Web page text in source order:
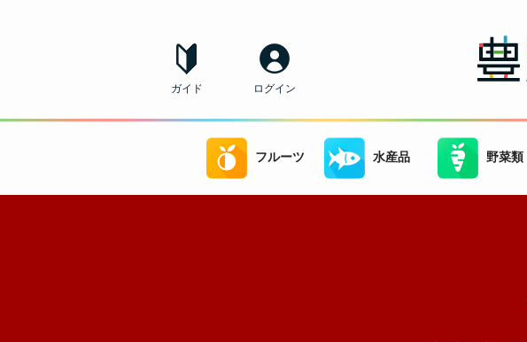
ガイド ログイン
フルーツ 水産品 野菜類